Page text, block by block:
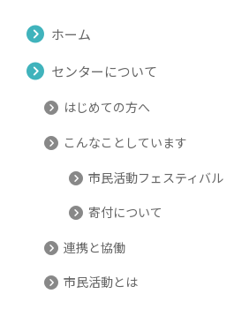
ホーム
センターについて
はじめての方へ
こんなことしています
市民活動フェスティバル
寄付について
連携と協働
市民活動とは